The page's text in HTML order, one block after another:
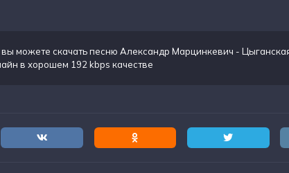
вы можете скачать песню Александр Марцинкевич -
в хорошем 192 kbps качестве